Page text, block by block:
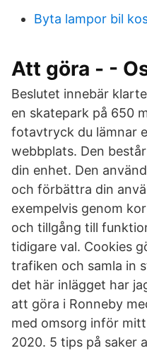
Byta lampor bil
Att göra - -
Beslutet innebär
en skatepark på 650
fotavtryck du lämnar
webbplats. Den
din enhet. Den
och förbättra din
exempelvis genom
och tillgång till
tidigare val. Cookies
trafiken och samla in
det här inlägget har
att göra i Ronneby
med omsorg inför
2020. 5 tips på saker